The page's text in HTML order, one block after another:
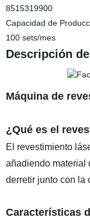
8515319900
Capacidad de
100 sets/mes
Descripción
Máquina de
¿Qué es el
El revestimiento
añadiendo material
derretir junto con la
Características